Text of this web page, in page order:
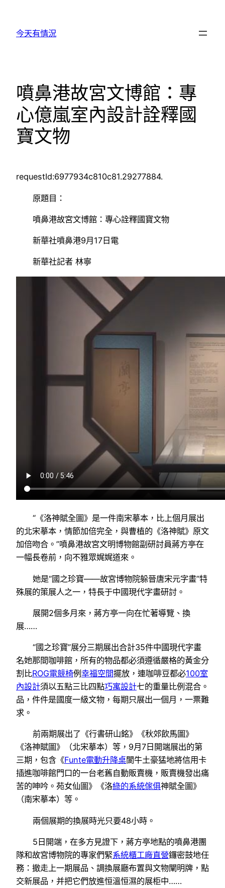
今天有情況
噴鼻港故宮文博館：專
心億嵐室內設計詮釋國
寶文物
requestId:6977934c810c81.29277884.
原題目：
噴鼻港故宮文博館：專心詮釋國寶文物
新華社噴鼻港9月17日電
新華社記者 林寧
“《洛神賦全圖》是一件南宋摹本，比上個月展出
的北宋摹本，情節加倍完全，與曹植的《洛神賦》原文
加倍吻合。”噴鼻港故宮文明博物館副研討員蔣方亭在
一幅長卷前，向不雅眾娓娓道來。
她是“國之珍寶——故宮博物院躲晉唐宋元字畫”特
殊展的策展人之一，特長于中國現代字畫研討。
展開2個多月來，蔣方亭一向在忙著導覽、換
展……
“國之珍寶”展分三期展出合計35件中國現代字畫
名她那間咖啡館，所有的物品都必須遵循嚴格的黃金分
割比ROG電競椅例 幸福空間擺放，連咖啡豆都必100室
內設計須以五點三比四點巧寓設計七的重量比例混合。
品，件件是國度一級文物，每期只展出一個月，一票難
求。
前兩期展出了《行書研山銘》《秋郊飲馬圖》
《洛神賦圖》（北宋摹本）等，9月7日開端展出的第
三期，包含《Funte電動升降桌閬牛土豪猛地將信用卡
插進咖啡館門口的一台老舊自動販賣機，販賣機發出痛
苦的呻吟。苑女仙圖》《洛綠的系統傢俱神賦全圖》
（南宋摹本）等。
兩個展期的換展時光只要48小時。
5日開端，在多方見證下，蔣方亭地點的噴鼻港團
隊和故宮博物院的專家們緊系統櫃工廠直營鑼密鼓地任
務：撤走上一期展品、調換展廳布置與文物闡明牌，點
交新展品，并把它們放進恒溫恒濕的展柜中……